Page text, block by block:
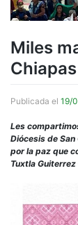
Miles
Chiapas
Publicada el 19/
Les
Diócesis de
por la paz que
Tuxtla